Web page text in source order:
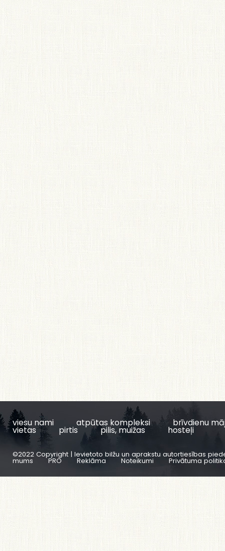
viesu nami atpūtas kompleksi brīvdienu
vietas pirtis pilis, muižas hosteļi
©2022 Copyright | Ievietoto bilžu un aprakstu autortiesības
mums PRO Reklāma Noteikumi Privātuma